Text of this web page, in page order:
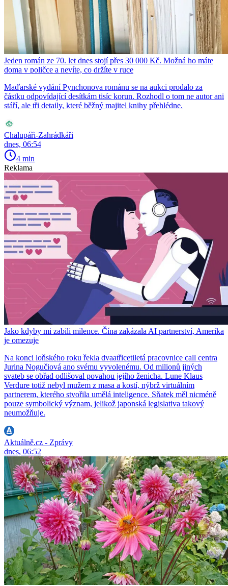
Jeden román ze 70. let dnes stojí přes 30 000 Kč. Možná ho máte
doma v poličce a nevíte, co držíte v ruce
Maďarské vydání Pynchonova románu se na aukci prodalo za
částku odpovídající desítkám tisíc korun. Rozhodl o tom ne autor ani
stáří, ale tři detaily, které běžný majitel knihy přehlédne.
Chalupáři-Zahrádkáři
dnes, 06:54
4 min
Reklama
Jako kdyby mi zabili milence. Čína zakázala AI partnerství, Amerika
je omezuje
Na konci loňského roku řekla dvaatřicetiletá pracovnice call centra
Jurina Nogučiová ano svému vyvolenému. Od milionů jiných
svateb se obřad odlišoval povahou jejího ženicha. Lune Klaus
Verdure totiž nebyl mužem z masa a kostí, nýbrž virtuálním
partnerem, kterého stvořila umělá inteligence. Sňatek měl nicméně
pouze symbolický význam, jelikož japonská legislativa takový
neumožňuje.
Aktuálně.cz - Zprávy
dnes, 06:52